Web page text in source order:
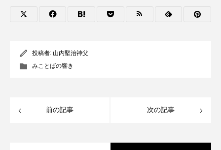
投稿者: 山内堅治神父
みことばの響き
前の記事 次の記事